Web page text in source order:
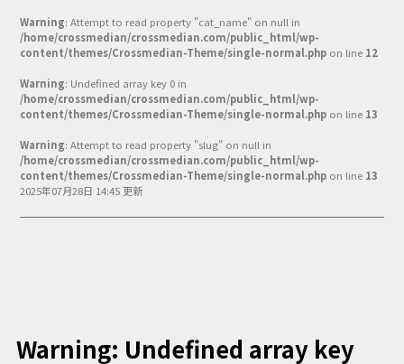
クロスメディアンとは？
広報誌
Warning: Attempt to read property "cat_name" on null in
/home/crossmedian/crossmedian.com/public_html/wp-
content/themes/Crossmedian-Theme/single-normal.php on line 12
Warning: Undefined array key 0 in
/home/crossmedian/crossmedian.com/public_html/wp-
content/themes/Crossmedian-Theme/single-normal.php on line 13
Warning: Attempt to read property "slug" on null in
/home/crossmedian/crossmedian.com/public_html/wp-
content/themes/Crossmedian-Theme/single-normal.php on line 13
2025年07月28日 14:45 更新
Warning: Undefined array key